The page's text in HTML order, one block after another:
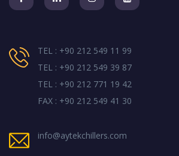
TEL : +90 212 549 11 99
TEL : +90 212 549 39 87
TEL : +90 212 771 19 42
FAX : +90 212 549 41 30
info@aytekchillers.com